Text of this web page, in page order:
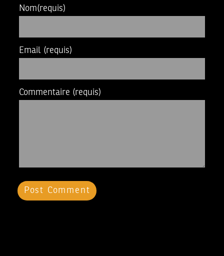
Nom(requis)
Email (requis)
Commentaire (requis)